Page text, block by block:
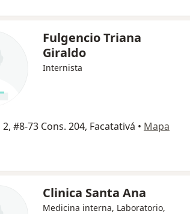
Fulgencio Triana
Giraldo
Internista
#8-73 Cons. 204, Facatativá • Mapa
Clinica Santa Ana
Medicina interna, Laboratorio,